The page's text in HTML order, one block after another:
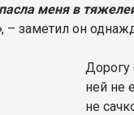
меня в
, – заметил он
Дорогу
ней не
не